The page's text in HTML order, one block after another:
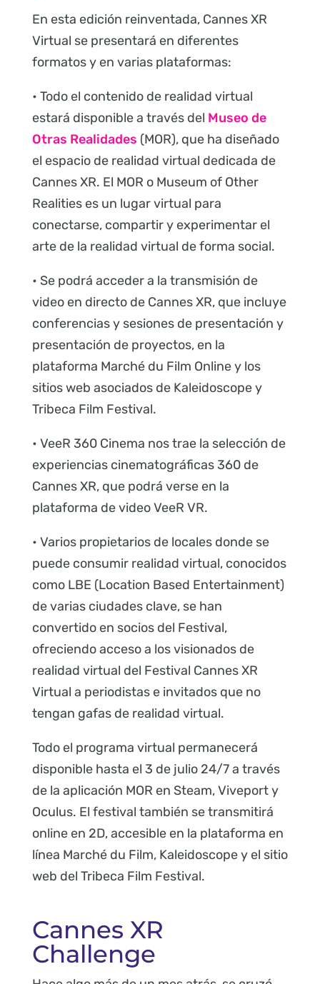
En esta edición reinventada, Cannes XR
Virtual se presentará en diferentes
formatos y en varias plataformas:
• Todo el contenido de realidad virtual
estará disponible a través del Museo de
Otras Realidades (MOR), que ha diseñado
el espacio de realidad virtual dedicada de
Cannes XR. El MOR o Museum of Other
Realities es un lugar virtual para
conectarse, compartir y experimentar el
arte de la realidad virtual de forma social.
• Se podrá acceder a la transmisión de
video en directo de Cannes XR, que incluye
conferencias y sesiones de presentación y
presentación de proyectos, en la
plataforma Marché du Film Online y los
sitios web asociados de Kaleidoscope y
Tribeca Film Festival.
• VeeR 360 Cinema nos trae la selección de
experiencias cinematográficas 360 de
Cannes XR, que podrá verse en la
plataforma de video VeeR VR.
• Varios propietarios de locales donde se
puede consumir realidad virtual, conocidos
como LBE (Location Based Entertainment)
de varias ciudades clave, se han
convertido en socios del Festival,
ofreciendo acceso a los visionados de
realidad virtual del Festival Cannes XR
Virtual a periodistas e invitados que no
tengan gafas de realidad virtual.
Todo el programa virtual permanecerá
disponible hasta el 3 de julio 24/7 a través
de la aplicación MOR en Steam, Viveport y
Oculus. El festival también se transmitirá
online en 2D, accesible en la plataforma en
línea Marché du Film, Kaleidoscope y el sitio
web del Tribeca Film Festival.
Cannes XR
Challenge